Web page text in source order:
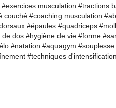
musculation #tractions
couché #coaching musculation
#épaules #quadriceps
dos #hygiène de vie #forme
#natation #aquagym
#techniques